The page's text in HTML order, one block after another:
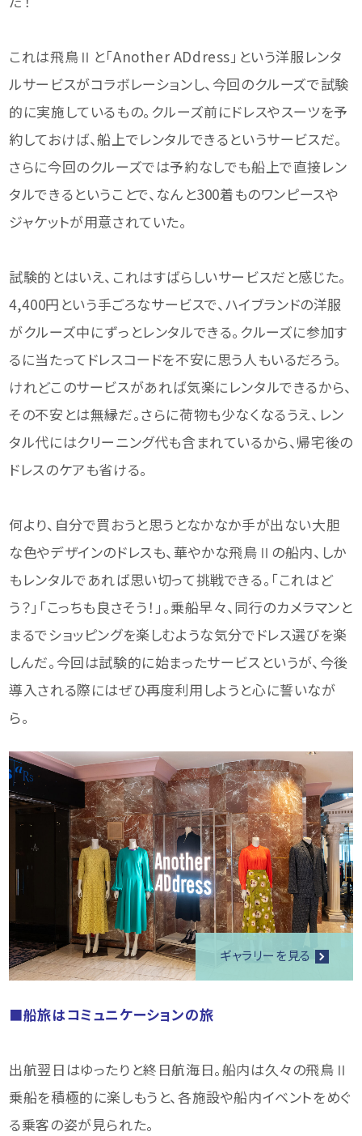
これは飛鳥Ⅱと「Another ADdress」という洋服レンタ
ルサービスがコラボレーションし、今回のクルーズで試験
的に実施しているもの。クルーズ前にドレスやスーツを予
約しておけば、船上でレンタルできるというサービスだ。
さらに今回のクルーズでは予約なしでも船上で直接レン
タルできるということで、なんと300着ものワンピースや
ジャケットが用意されていた。
試験的とはいえ、これはすばらしいサービスだと感じた。
4,400円という手ごろなサービスで、ハイブランドの洋服
がクルーズ中にずっとレンタルできる。クルーズに参加す
るに当たってドレスコードを不安に思う人もいるだろう。
けれどこのサービスがあれば気楽にレンタルできるから、
その不安とは無縁だ。さらに荷物も少なくなるうえ、レン
タル代にはクリーニング代も含まれているから、帰宅後の
ドレスのケアも省ける。
何より、自分で買おうと思うとなかなか手が出ない大胆
な色やデザインのドレスも、華やかな飛鳥Ⅱの船内、しか
もレンタルであれば思い切って挑戦できる。「これはど
う？」「こっちも良さそう！」。乗船早々、同行のカメラマンと
まるでショッピングを楽しむような気分でドレス選びを楽
しんだ。今回は試験的に始まったサービスというが、今後
導入される際にはぜひ再度利用しようと心に誓いなが
ら。
ギャラリーを見る
■船旅はコミュニケーションの旅
出航翌日はゆったりと終日航海日。船内は久々の飛鳥Ⅱ
乗船を積極的に楽しもうと、各施設や船内イベントをめぐ
る乗客の姿が見られた。